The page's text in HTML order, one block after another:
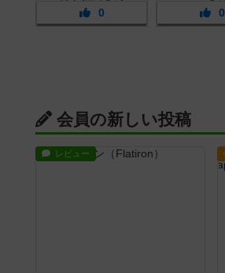
0 0
会員の新しい投稿
レビュー